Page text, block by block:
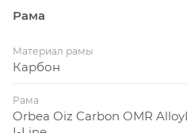
Рама
Материал рамы
Карбон
Рама
Orbea Oiz Carbon OMR